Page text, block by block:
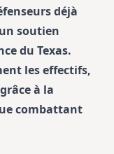
déjà
soutien
du Texas.
les effectifs,
à la
combattant